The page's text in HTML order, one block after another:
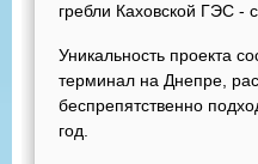
гребли Каховской ГЭС -
Уникальность проекта
терминал на Днепре,
беспрепятственно
год.